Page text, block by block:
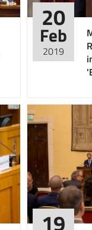
20
Feb
2019
19